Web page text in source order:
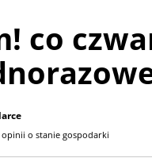
co
o stanie gospodarki